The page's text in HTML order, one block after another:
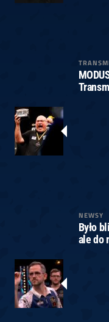
NEWSY
Było
ale do